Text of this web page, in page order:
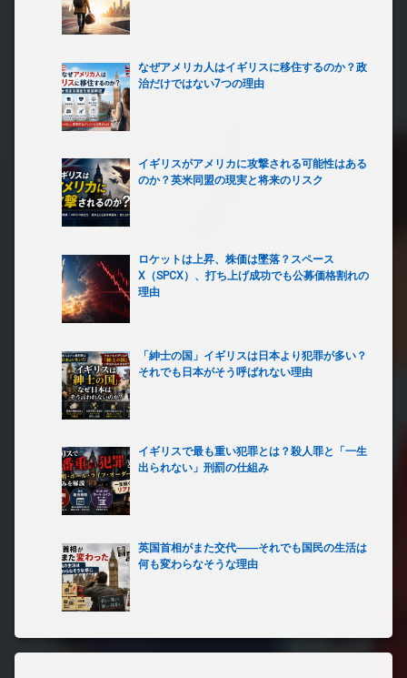
なぜアメリカ人はイギリスに移住するのか？政
治だけではない7つの理由
イギリスがアメリカに攻撃される可能性はある
のか？英米同盟の現実と将来のリスク
ロケットは上昇、株価は墜落？スペース
X（SPCX）、打ち上げ成功でも公募価格割れの
理由
「紳士の国」イギリスは日本より犯罪が多い？
それでも日本がそう呼ばれない理由
イギリスで最も重い犯罪とは？殺人罪と「一生
出られない」刑罰の仕組み
英国首相がまた交代――それでも国民の生活は
何も変わらなそうな理由